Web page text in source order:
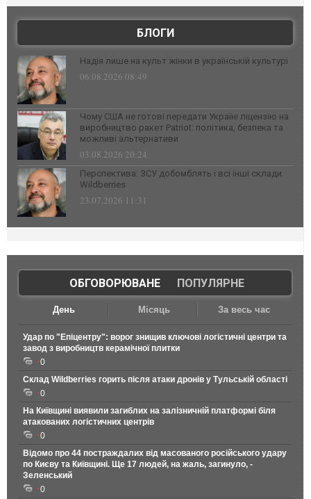
БЛОГИ
Надія лише на культ жінки в українській культурі
06.08.2026 08:49
Чому США не готові передати Україні ліцензію на
виробництво ракет Patriot: політика, безпека та
можливі альтернативи
03.08.2026 20:24
Перспектива: ЗСУ добомблять і всі інші склади
Wildberries
23.07.2026 11:31
ОБГОВОРЮВАНЕ| ПОПУЛЯРНЕ
День Місяць За весь час
Удар по "Епіцентру": ворог знищив ключові логістичні центри та
завод з виробництв керамічної плитки
0
Склад Wildberries горить після атаки дронів у Тульській області
0
На Київщині виявили загиблих на залізничній платформі біля
атакованих логістичних центрів
0
Відомо про 44 постраждалих від масованого російського удару
по Києву та Київщині. Ще 17 людей, на жаль, загинуло, -
Зеленський
0